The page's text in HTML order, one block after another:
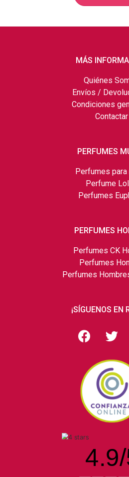
MÁS
Quiénes
Envíos /
Condiciones
Contactar
PERFUMES
Perfumes para
Perfume
Perfumes
PERFUMES
Perfumes CK
Perfumes
Perfumes
¡SÍGUENOS EN
4.9/